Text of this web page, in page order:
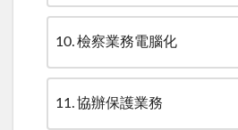
10 檢察業務電腦化
11 協辦保護業務